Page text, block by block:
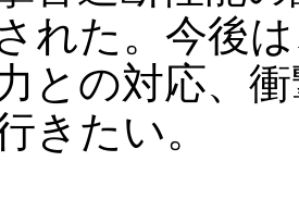
れた。今後
との対応、
きたい。